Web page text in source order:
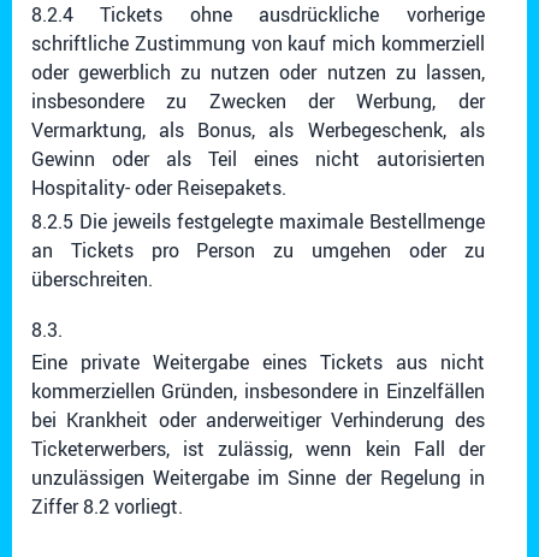
8.2.4 Tickets ohne ausdrückliche vorherige
schriftliche Zustimmung von kauf mich kommerziell
oder gewerblich zu nutzen oder nutzen zu lassen,
insbesondere zu Zwecken der Werbung, der
Vermarktung, als Bonus, als Werbegeschenk, als
Gewinn oder als Teil eines nicht autorisierten
Hospitality- oder Reisepakets.
8.2.5 Die jeweils festgelegte maximale Bestellmenge
an Tickets pro Person zu umgehen oder zu
überschreiten.
8.3.
Eine private Weitergabe eines Tickets aus nicht
kommerziellen Gründen, insbesondere in Einzelfällen
bei Krankheit oder anderweitiger Verhinderung des
Ticketerwerbers, ist zulässig, wenn kein Fall der
unzulässigen Weitergabe im Sinne der Regelung in
Ziffer 8.2 vorliegt.